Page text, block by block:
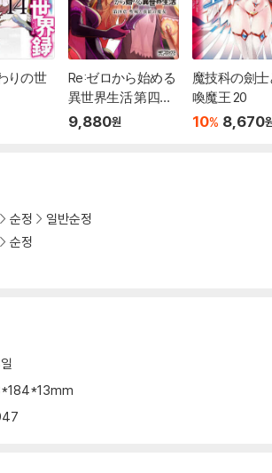
りの世
Re:ゼロから始める
異世界生活 第四章
聖域と强欲の魔女 1
9,880원
魔技科の劍
喚魔王 20
10% 8,670
순정
일반순정
순정